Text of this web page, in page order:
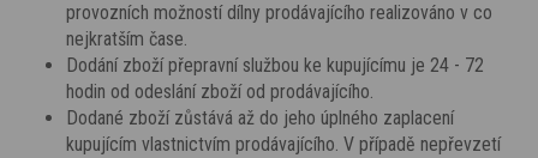
provozních možností dílny prodávajícího realizováno v co
nejkratším čase.
Dodání zboží přepravní službou ke kupujícímu je 24 - 72
hodin od odeslání zboží od prodávajícího.
Dodané zboží zůstává až do jeho úplného zaplacení
kupujícím vlastnictvím prodávajícího. V případě nepřevzetí